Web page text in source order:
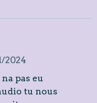
2024
pas eu
tu nous